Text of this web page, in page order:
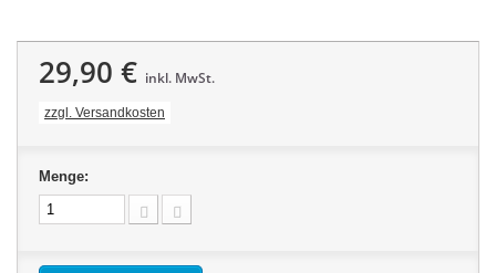
29,90 € inkl. MwSt.
zzgl. Versandkosten
Menge: